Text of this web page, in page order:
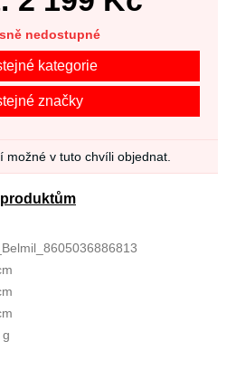
nedostupné
kategorie
značky
možné v tuto chvíli objednat.